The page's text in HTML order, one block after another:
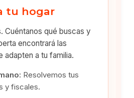
tu hogar
Cuéntanos qué buscas y
encontrará las
adapten a tu familia.
Resolvemos tus
y fiscales.